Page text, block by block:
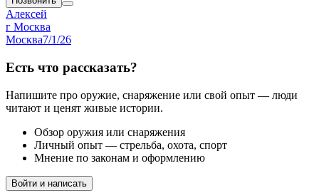
Алексей
г Москва
Москва7/1/26
Есть что рассказать?
Напишите про оружие, снаряжение или свой опыт — люди
читают и ценят живые истории.
Обзор оружия или снаряжения
Личный опыт — стрельба, охота, спорт
Мнение по законам и оформлению
Войти и написать